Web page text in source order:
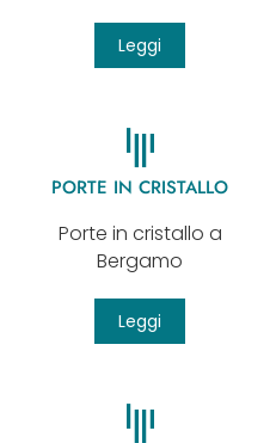
Leggi
PORTE IN CRISTALLO
Porte in cristallo a
Bergamo
Leggi